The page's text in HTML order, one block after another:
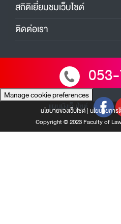
สถิติเยี่ยมชมเว็บไซต์
ติดต่อเรา
แผนผังเว็บไซต์
Manage cookie preferences
นโยบายของเว็บไซต์| นโยบายการ
Copyright © 2023 Faculty of